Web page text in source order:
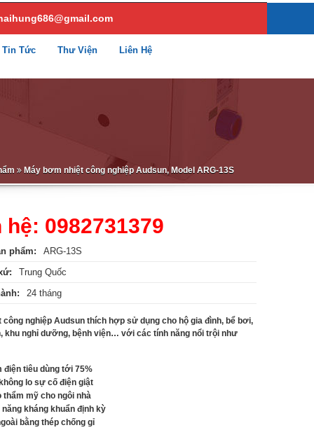
Tin Tức Thư Viện Liên Hệ
Máy bơm nhiệt công nghiệp Audsun, Model ARG-13S
hệ: 0982731379
phẩm:
ARG-13S
Trung Quốc
24 tháng
công nghiệp Audsun thích hợp sử dụng cho hộ gia đình, bể bơi,
khu nghỉ dưỡng, bệnh viện… với các tính năng nổi trội như
điện tiêu dùng tới 75%
lo sự cố điện giật
thẩm mỹ cho ngôi nhà
kháng khuẩn định kỳ
bằng thép chống gỉ